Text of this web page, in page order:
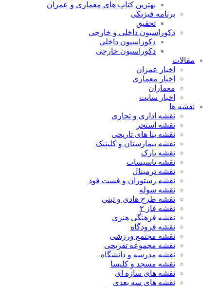
بهترین کتاب های معماری و عمران
برنامه فیزیکی
تحقیق
دکوراسیون داخلی و خارجی
دکوراسیون داخلی
دکوراسیون خارجی
مقالات
اخبار عمران
اخبار معماری
معماران
اخبار سایت
نقشه ها
نقشه اداری و تجاری
نقشه استخر
نقشه بنا های تاریخی
نقشه بیمارستان و کلینیک
نقشه پارک
نقشه تاسیسات
نقشه ترمینال
نقشه رستوران و فست فود
نقشه سوله
نقشه طرح هادی و ثبتی
نقشه فاز ۲
نقشه فرهنگی هنری
نقشه فرودگاه
نقشه مجتمع ورزشی
نقشه مجموعه تفریحی
نقشه مدرسه و دانشگاه
نقشه مسجد و کلیسا
نقشه های سازه ای
نقشه های سه بعدی